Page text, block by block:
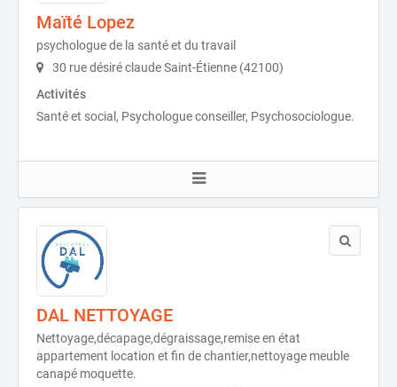
Maïté Lopez
psychologue de la santé et du travail
30 rue désiré claude Saint-Étienne (42100)
Activités
Santé et social, Psychologue conseiller, Psychosociologue.
DAL NETTOYAGE
Nettoyage,décapage,dégraissage,remise en état
appartement location et fin de chantier,nettoyage meuble
canapé moquette.